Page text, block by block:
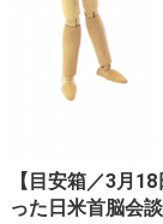
【目安箱／3月
った日米首脳会談